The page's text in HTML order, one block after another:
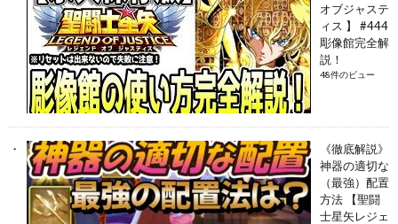
オブジャステ
ィス 】 #444
彫像館完全解
説！
48件のビュー
《徹底解説》
神器の適切な
（最強）配置
方法 【聖闘
士星矢レジェ